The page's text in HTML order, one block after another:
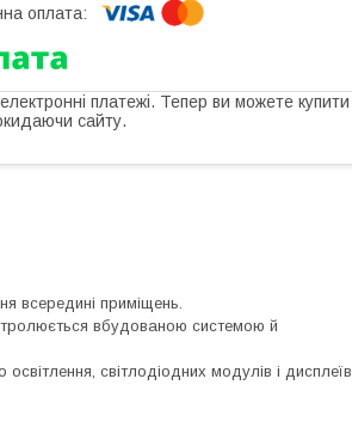
платежі. Тепер ви можете купити
сайту.
всередині приміщень.
вбудованою системою й
світлодіодних модулів і дисплеїв,